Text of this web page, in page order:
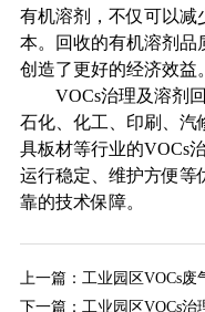
有机溶剂，不仅可以减
本。回收的有机溶剂品
创造了更好的经济效益。
VOCs治理及溶剂
石化、化工、印刷、汽
具板材等行业的VOCs
运行稳定、维护方便等
靠的技术保障。
上一篇： 工业园区VOCs废
下一篇： 工业园区VOCs治